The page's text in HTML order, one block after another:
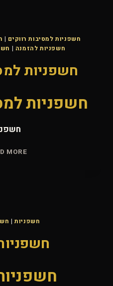
חשפניות למסיבות רווקים |
חשפניות להזמנה |
חשפניות
חשפניות
MORE
חשפניות|